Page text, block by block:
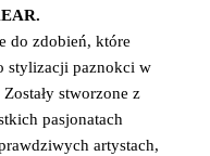
do zdobień, które
stylizacji paznokci w
stworzone z
pasjonatach
artystach,